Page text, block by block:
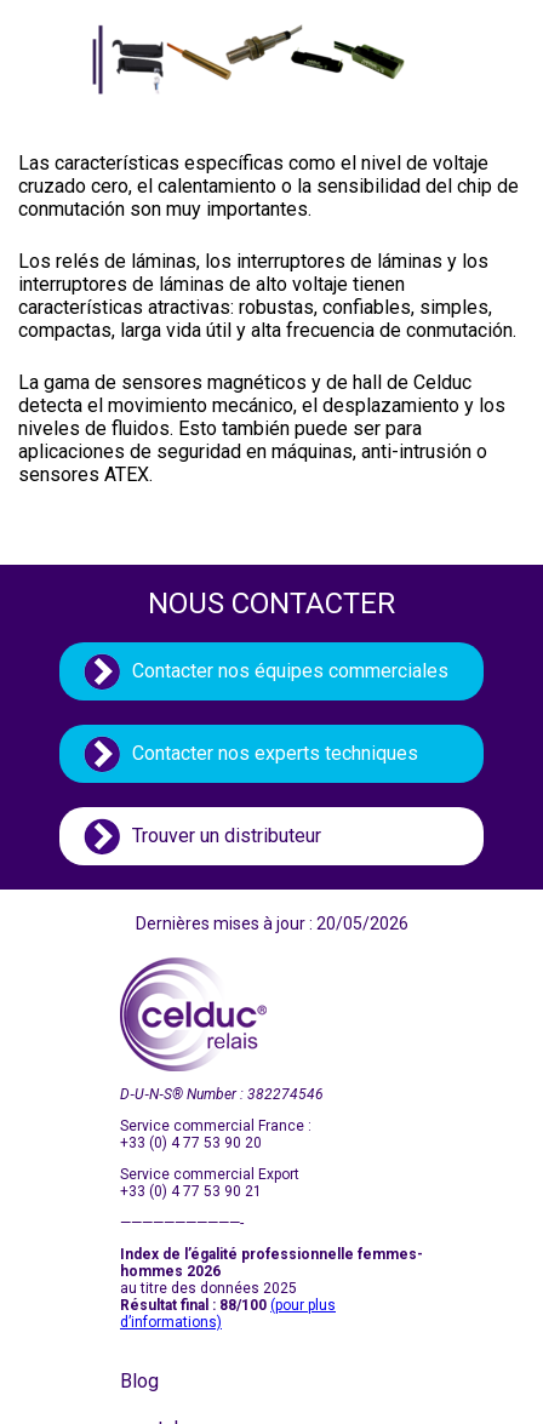
Las características específicas como el nivel de voltaje
cruzado cero, el calentamiento o la sensibilidad del chip de
conmutación son muy importantes.
Los relés de láminas, los interruptores de láminas y los
interruptores de láminas de alto voltaje tienen
características atractivas: robustas, confiables, simples,
compactas, larga vida útil y alta frecuencia de conmutación.
La gama de sensores magnéticos y de hall de Celduc
detecta el movimiento mecánico, el desplazamiento y los
niveles de fluidos. Esto también puede ser para
aplicaciones de seguridad en máquinas, anti-intrusión o
sensores ATEX.
NOUS CONTACTER
Contacter nos équipes commerciales
Contacter nos experts techniques
Trouver un distributeur
Dernières mises à jour : 20/05/2026
D‑U‑N‑S® Number : 382274546
Service commercial France :
+33 (0) 4 77 53 90 20
Service commercial Export
+33 (0) 4 77 53 90 21
———————————-
Index de l’égalité professionnelle femmes-
hommes 2026
au titre des données 2025
Résultat final : 88/100 (pour plus
d’informations)
Blog